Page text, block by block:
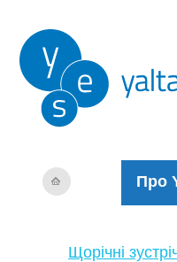
Про
Щорічні